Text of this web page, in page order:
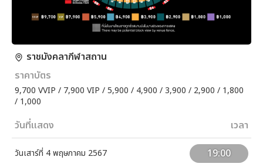
ราชมังคลากีฬาสถาน
ราคาบัตร
9,700 VVIP / 7,900 VIP / 5,900 / 4,900 / 3,900 / 2,900 / 1,800
/ 1,000
วันที่แสดง เวลา
วันเสาร์ที่ 4 พฤษภาคม 2567 19:00